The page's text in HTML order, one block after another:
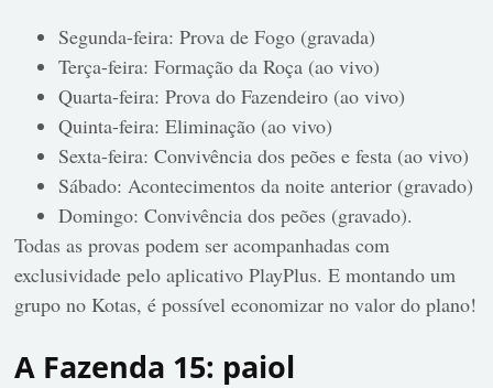
Segunda-feira: Prova de Fogo (gravada)
Terça-feira: Formação da Roça (ao vivo)
Quarta-feira: Prova do Fazendeiro (ao vivo)
Quinta-feira: Eliminação (ao vivo)
Sexta-feira: Convivência dos peões e festa (ao vivo)
Sábado: Acontecimentos da noite anterior (gravado)
Domingo: Convivência dos peões (gravado).
Todas as provas podem ser acompanhadas com
exclusividade pelo aplicativo PlayPlus. E montando um
grupo no Kotas, é possível economizar no valor do plano!
A Fazenda 15: paiol